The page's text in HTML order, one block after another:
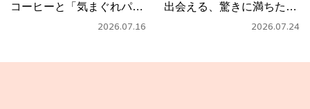
コーヒーと「気まぐれパス
2026.07.16
出会える、驚きに満ちたカ
2026.07.24